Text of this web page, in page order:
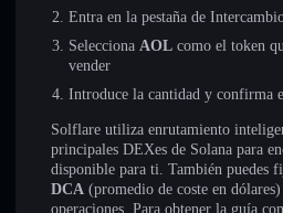
Entra en la pestaña de
Selecciona AOL como el token
vender
Introduce la cantidad y confirma
Solflare utiliza enrutamiento
principales DEXes de Solana para
disponible para ti. También puedes
DCA (promedio de coste en
operaciones. Para obtener la guía